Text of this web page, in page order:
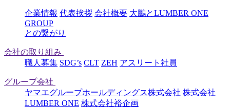
企業情報 代表挨拶 会社概要 大鵬とLUMBER ONE
GROUP
との繋がり
会社の取り組み
職人募集 SDG’s CLT ZEH アスリート社員
グループ会社
ヤマエグループホールディングス株式会社 株式会社
LUMBER ONE 株式会社裕企画